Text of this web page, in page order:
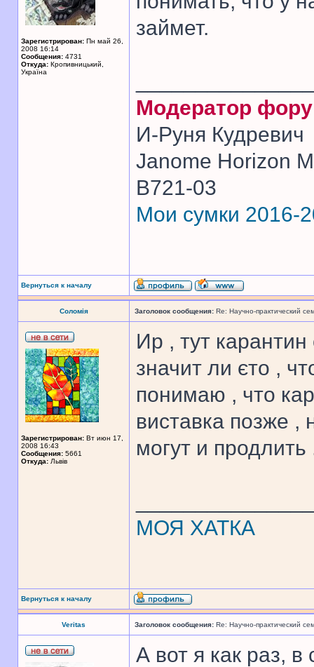
Зарегистрирован: Пн май 26,
2008 16:14
Сообщения: 4731
Откуда: Кропивницький,
Україна
займет.
Модератор
И-Руня Кудревич
Janome Horizon
B721-03
Мои сумки 2016-
Вернуться к началу
Соломія Заголовок сообщения: Re: Научно-практический
Зарегистрирован: Вт июн 17,
2008 16:43
Сообщения: 5661
Откуда: Львів
Ир , тут
значит ли єто ,
понимаю , что
виставка позже ,
могут и
МОЯ ХАТКА
Вернуться к началу
Veritas Заголовок сообщения: Re: Научно-практический
А вот я как раз,